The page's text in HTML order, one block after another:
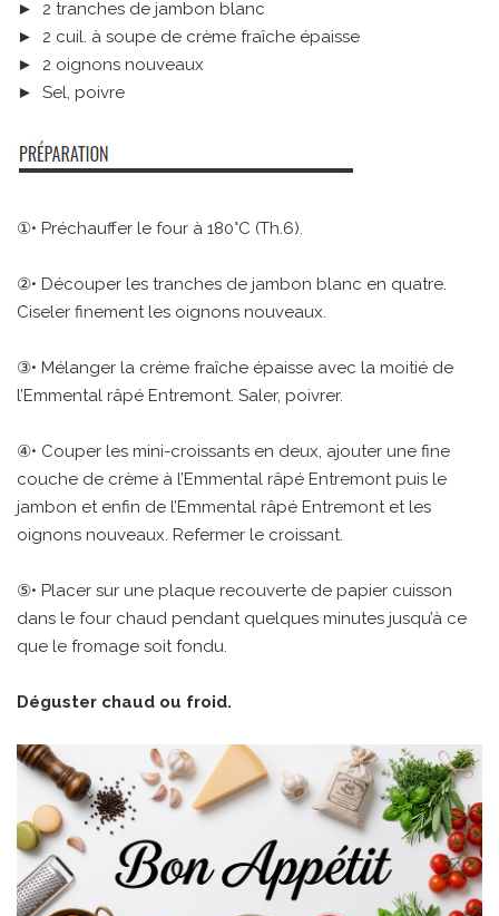
► 2 tranches de jambon blanc
► 2 cuil. à soupe de crème fraîche épaisse
► 2 oignons nouveaux
► Sel, poivre
①• Préchauffer le four à 180°C (Th.6).
②• Découper les tranches de jambon blanc en quatre.
Ciseler finement les oignons nouveaux.
③• Mélanger la crème fraîche épaisse avec la moitié de
l’Emmental râpé Entremont. Saler, poivrer.
④• Couper les mini-croissants en deux, ajouter une fine
couche de crème à l’Emmental râpé Entremont puis le
jambon et enfin de l’Emmental râpé Entremont et les
oignons nouveaux. Refermer le croissant.
⑤• Placer sur une plaque recouverte de papier cuisson
dans le four chaud pendant quelques minutes jusqu’à ce
que le fromage soit fondu.
Déguster chaud ou froid.